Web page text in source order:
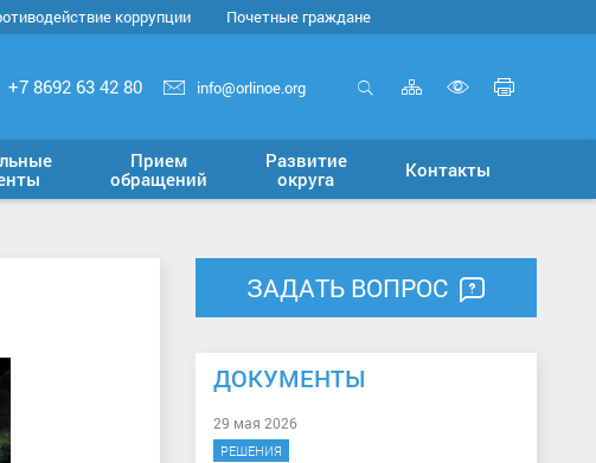
коррупции Почетные граждане
+7 8692 63 42 80 info@orlinoe.org Карта
сайта
версию
для
Прием
обращений
Развитие
округа
Контакты
ЗАДАТЬ ВОПРОС
ДОКУМЕНТЫ
29 мая 2026
РЕШЕНИЯ